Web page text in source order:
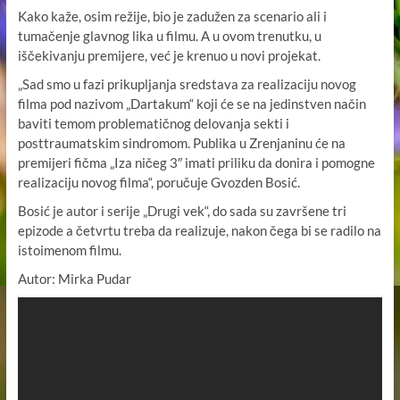
Kako kaže, osim režije, bio je zadužen za scenario ali i
tumačenje glavnog lika u filmu. A u ovom trenutku, u
iščekivanju premijere, već je krenuo u novi projekat.
„Sad smo u fazi prikupljanja sredstava za realizaciju novog
filma pod nazivom „Dartakum“ koji će se na jedinstven način
baviti temom problematičnog delovanja sekti i
posttraumatskim sindromom. Publika u Zrenjaninu će na
premijeri fičma „Iza ničeg 3″ imati priliku da donira i pomogne
realizaciju novog filma“, poručuje Gvozden Bosić.
Bosić je autor i serije „Drugi vek“, do sada su završene tri
epizode a četvrtu treba da realizuje, nakon čega bi se radilo na
istoimenom filmu.
Autor: Mirka Pudar